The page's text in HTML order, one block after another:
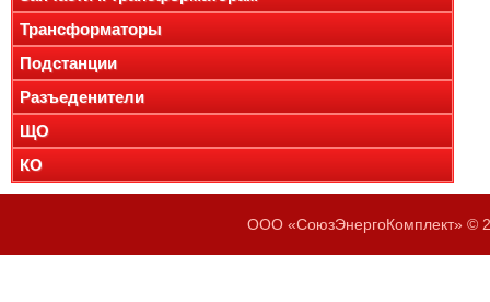
Трансформаторы
Подстанции
Разъеденители
ЩО
КО
ООО «СоюзЭнергоКомплект» ©